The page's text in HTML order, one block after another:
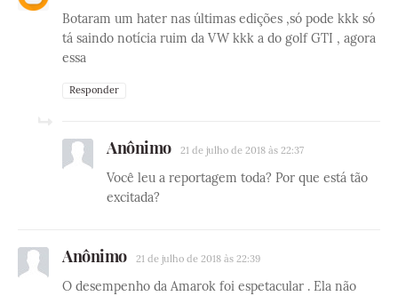
Botaram um hater nas últimas edições ,só pode kkk só
tá saindo notícia ruim da VW kkk a do golf GTI , agora
essa
Responder
Anônimo 21 de julho de 2018 às 22:37
Você leu a reportagem toda? Por que está tão
excitada?
Anônimo 21 de julho de 2018 às 22:39
O desempenho da Amarok foi espetacular . Ela não